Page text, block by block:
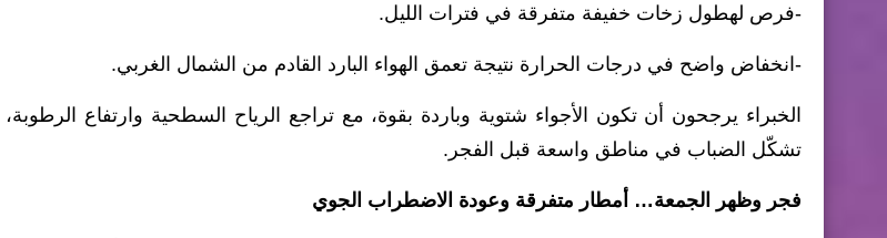
-فرص لهطول زخات خفيفة متفرقة في فترات الليل.
-انخفاض واضح في درجات الحرارة نتيجة تعمق الهواء البارد القادم من الشمال الغربي.
الخبراء يرجحون أن تكون الأجواء شتوية وباردة بقوة، مع تراجع الرياح السطحية وارتفاع
تشكّل الضباب في مناطق واسعة قبل الفجر.
فجر وظهر الجمعة… أمطار متفرقة وعودة الاضطراب الجوي